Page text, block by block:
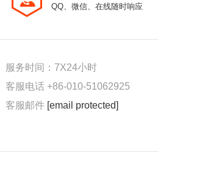
QQ、微信、在线随时响应
服务时间：7X24小时
客服电话 +86-010-51062925
客服邮件 [email protected]